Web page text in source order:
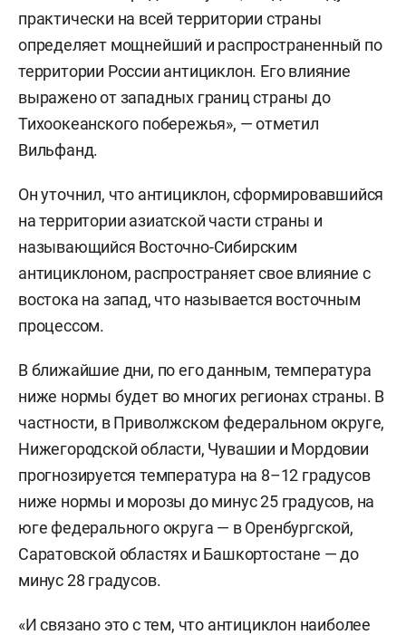
практически на всей территории страны
определяет мощнейший и распространенный по
территории России антициклон. Его влияние
выражено от западных границ страны до
Тихоокеанского побережья», — отметил
Вильфанд.
Он уточнил, что антициклон, сформировавшийся
на территории азиатской части страны и
называющийся Восточно-Сибирским
антициклоном, распространяет свое влияние с
востока на запад, что называется восточным
процессом.
В ближайшие дни, по его данным, температура
ниже нормы будет во многих регионах страны. В
частности, в Приволжском федеральном округе,
Нижегородской области, Чувашии и Мордовии
прогнозируется температура на 8–12 градусов
ниже нормы и морозы до минус 25 градусов, на
юге федерального округа — в Оренбургской,
Саратовской областях и Башкортостане — до
минус 28 градусов.
«И связано это с тем, что антициклон наиболее